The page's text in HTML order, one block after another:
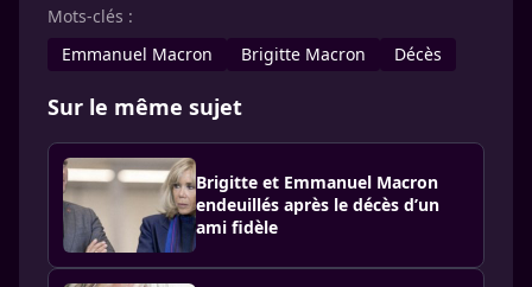
Mots-clés :
Emmanuel Macron
Brigitte Macron Décès
Sur le même sujet
Brigitte et Emmanuel Macron
endeuillés après le décès d’un
ami fidèle